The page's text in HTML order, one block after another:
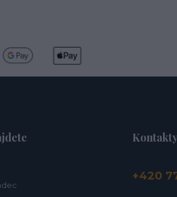
+420